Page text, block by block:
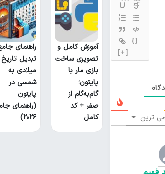
{}
[+]
ترین
آموزش کامل و
تصویری ساخت
بازی مار با
پایتون؛
گام‌به‌گام از
صفر + کد
کامل
راهنمای
تبدیل تاریخ
میلادی به
شمسی در
پایتون
(راهنمای
۲۰۲۶)